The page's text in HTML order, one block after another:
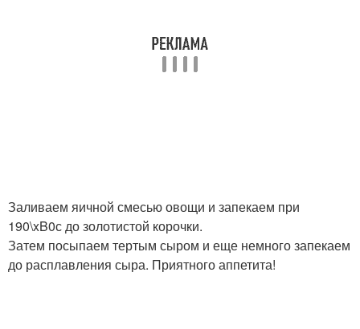
Заливаем яичной смесью овощи и запекаем при
190\xB0с до золотистой корочки.
Затем посыпаем тертым сыром и еще немного запекаем
до расплавления сыра. Приятного аппетита!